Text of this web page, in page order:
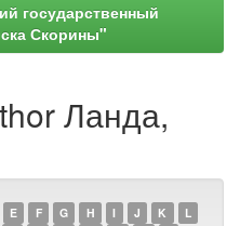
государственный
Скорины"
Ланда,
E F G H I J K
L